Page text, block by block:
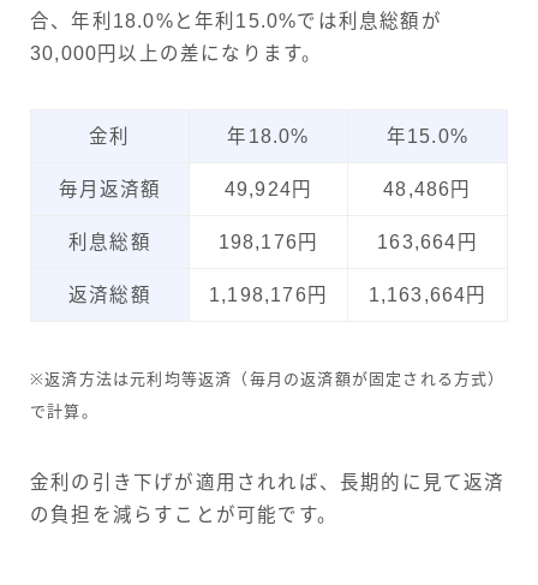
合、年利18.0%と年利15.0%では利息総額が
30,000円以上の差になります。
金利 年18.0% 年15.0%
毎月返済額 49,924円 48,486円
利息総額 198,176円 163,664円
返済総額 1,198,176円 1,163,664円
※返済方法は元利均等返済（毎月の返済額が固定される方式）
で計算。
金利の引き下げが適用されれば、長期的に見て返済
の負担を減らすことが可能です。